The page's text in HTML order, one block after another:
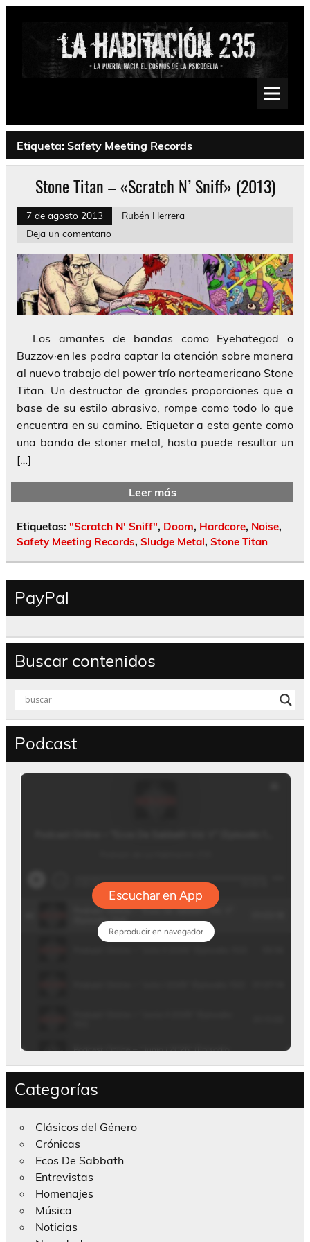
Saltar
Psychedelic, Stoner, Doom, Sludge, Fuzz, Space, Drone
Etiqueta: Safety Meeting Records
Stone Titan – «Scratch N’ Sniff» (2013)
7 de agosto 2013
Rubén Herrera
Deja un comentario
Los amantes de bandas como Eyehategod o
Buzzov·en les podra captar la atención sobre manera
al nuevo trabajo del power trío norteamericano Stone
Titan. Un destructor de grandes proporciones que a
base de su estilo abrasivo, rompe como todo lo que
encuentra en su camino. Etiquetar a esta gente como
una banda de stoner metal, hasta puede resultar un
[…]
Leer más
Etiquetas: "Scratch N' Sniff", Doom, Hardcore, Noise,
Safety Meeting Records, Sludge Metal, Stone Titan
PayPal
Buscar contenidos
Podcast
Categorías
Clásicos del Género
Crónicas
Ecos De Sabbath
Entrevistas
Homenajes
Música
Noticias